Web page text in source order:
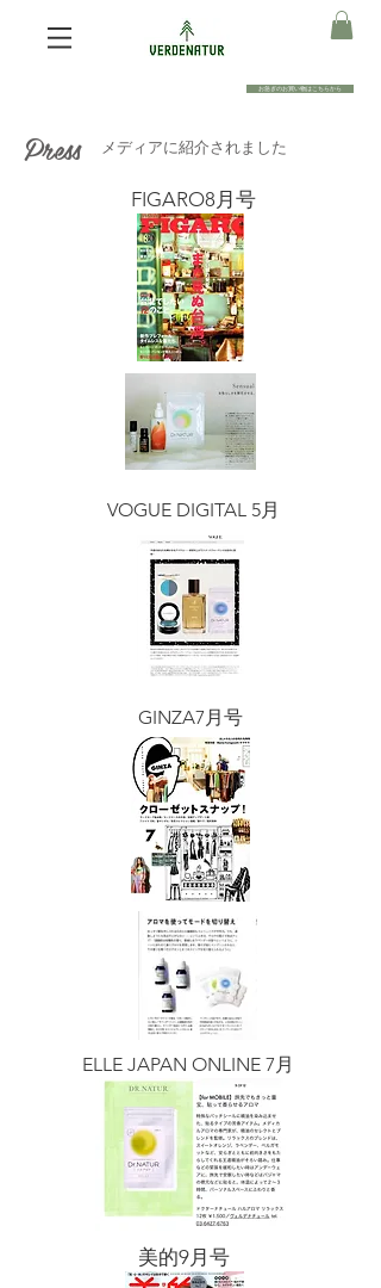
お急ぎのお買い物はこちらから
​Press ​メディアに紹介されました
​FIGARO8月号
​VOGUE DIGITAL 5月
​GINZA7月号
​ELLE JAPAN ONLINE 7月
​美的9月号